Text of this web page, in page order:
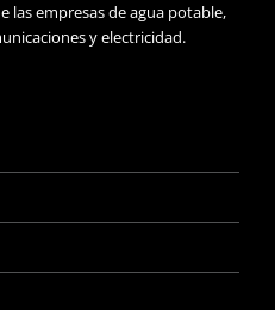
las empresas de agua potable,
y electricidad.